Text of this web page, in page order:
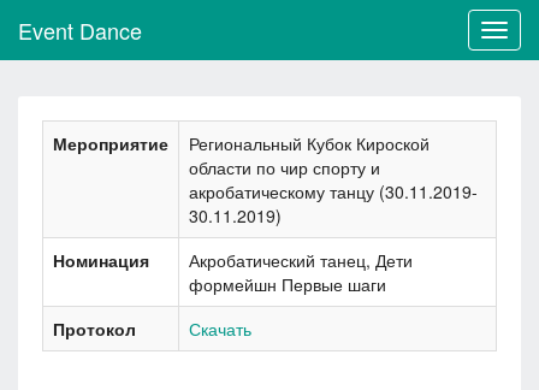
Event Dance
Мероприятие
Региональный Кубок Кироской
области по чир спорту и
акробатическому танцу (30.11.2019-
30.11.2019)
Номинация
Акробатический танец, Дети
формейшн Первые шаги
Протокол
Скачать